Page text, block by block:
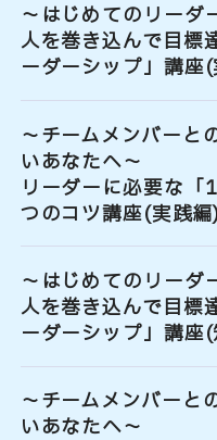
～はじめてのリーダ
人を巻き込んで目標
ーダーシップ」講座
～チームメンバーと
いあなたへ～
リーダーに必要な
つのコツ講座(実践
～はじめてのリーダ
人を巻き込んで目標
ーダーシップ」講座
～チームメンバーと
いあなたへ～